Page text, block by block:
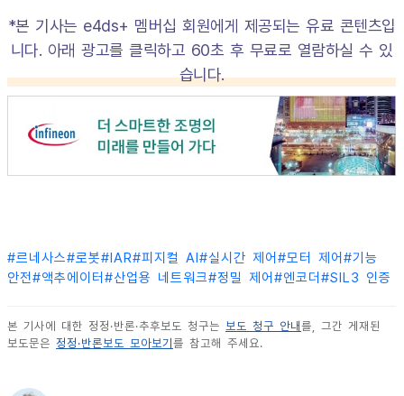
*본 기사는 e4ds+ 멤버십 회원에게 제공되는 유료 콘텐츠입
니다. 아래 광고를 클릭하고 60초 후 무료로 열람하실 수 있
습니다.
#르네사스#로봇#IAR#피지컬 AI#실시간 제어 #모터 제어 #기능
안전#액추에이터 #산업용 네트워크#정밀 제어 #엔코더 #SIL3 인증
본 기사에 대한 정정·반론·추후보도 청구는 보도 청구 안내 를, 그간 게재된
보도문은 정정·반론보도 모아보기 를 참고해 주세요.